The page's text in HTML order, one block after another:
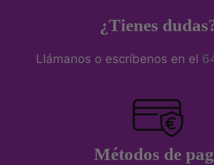
¿Tienes
Llámanos o escríbenos en el
Métodos de